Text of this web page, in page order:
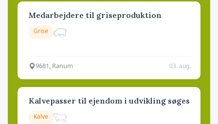
Medarbejdere til griseproduktion
Grise
9681, Ranum 03. aug.
Kalvepasser til ejendom i udvikling søges
Kalve